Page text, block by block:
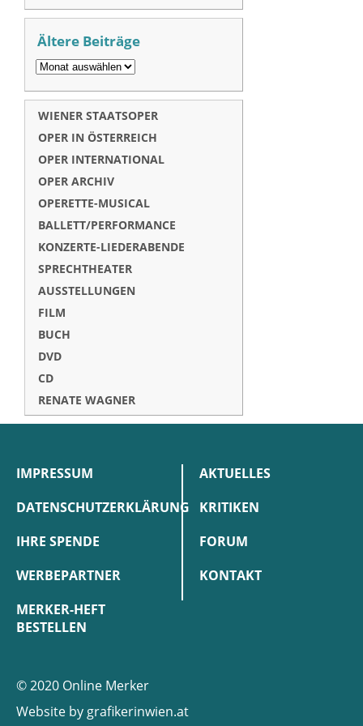
Ältere Beiträge
WIENER STAATSOPER
OPER IN ÖSTERREICH
OPER INTERNATIONAL
OPER ARCHIV
OPERETTE-MUSICAL
BALLETT/PERFORMANCE
KONZERTE-LIEDERABENDE
SPRECHTHEATER
AUSSTELLUNGEN
FILM
BUCH
DVD
CD
RENATE WAGNER
IMPRESSUM
DATENSCHUTZERKLÄRUNG
IHRE SPENDE
WERBEPARTNER
MERKER-HEFT
BESTELLEN
AKTUELLES
KRITIKEN
FORUM
KONTAKT
© 2020 Online Merker
Website by grafikerinwien.at